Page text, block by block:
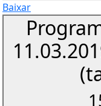
Baixar